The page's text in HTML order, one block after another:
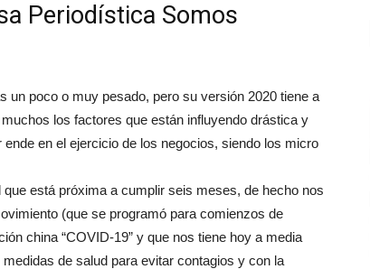
Periodística Somos
poco o muy pesado, pero su versión 2020 tiene a
los factores que están influyendo drástica y
en el ejercicio de los negocios, siendo los micro
está próxima a cumplir seis meses, de hecho nos
(que se programó para comienzos de
china “COVID-19” y que nos tiene hoy a media
de salud para evitar contagios y con la